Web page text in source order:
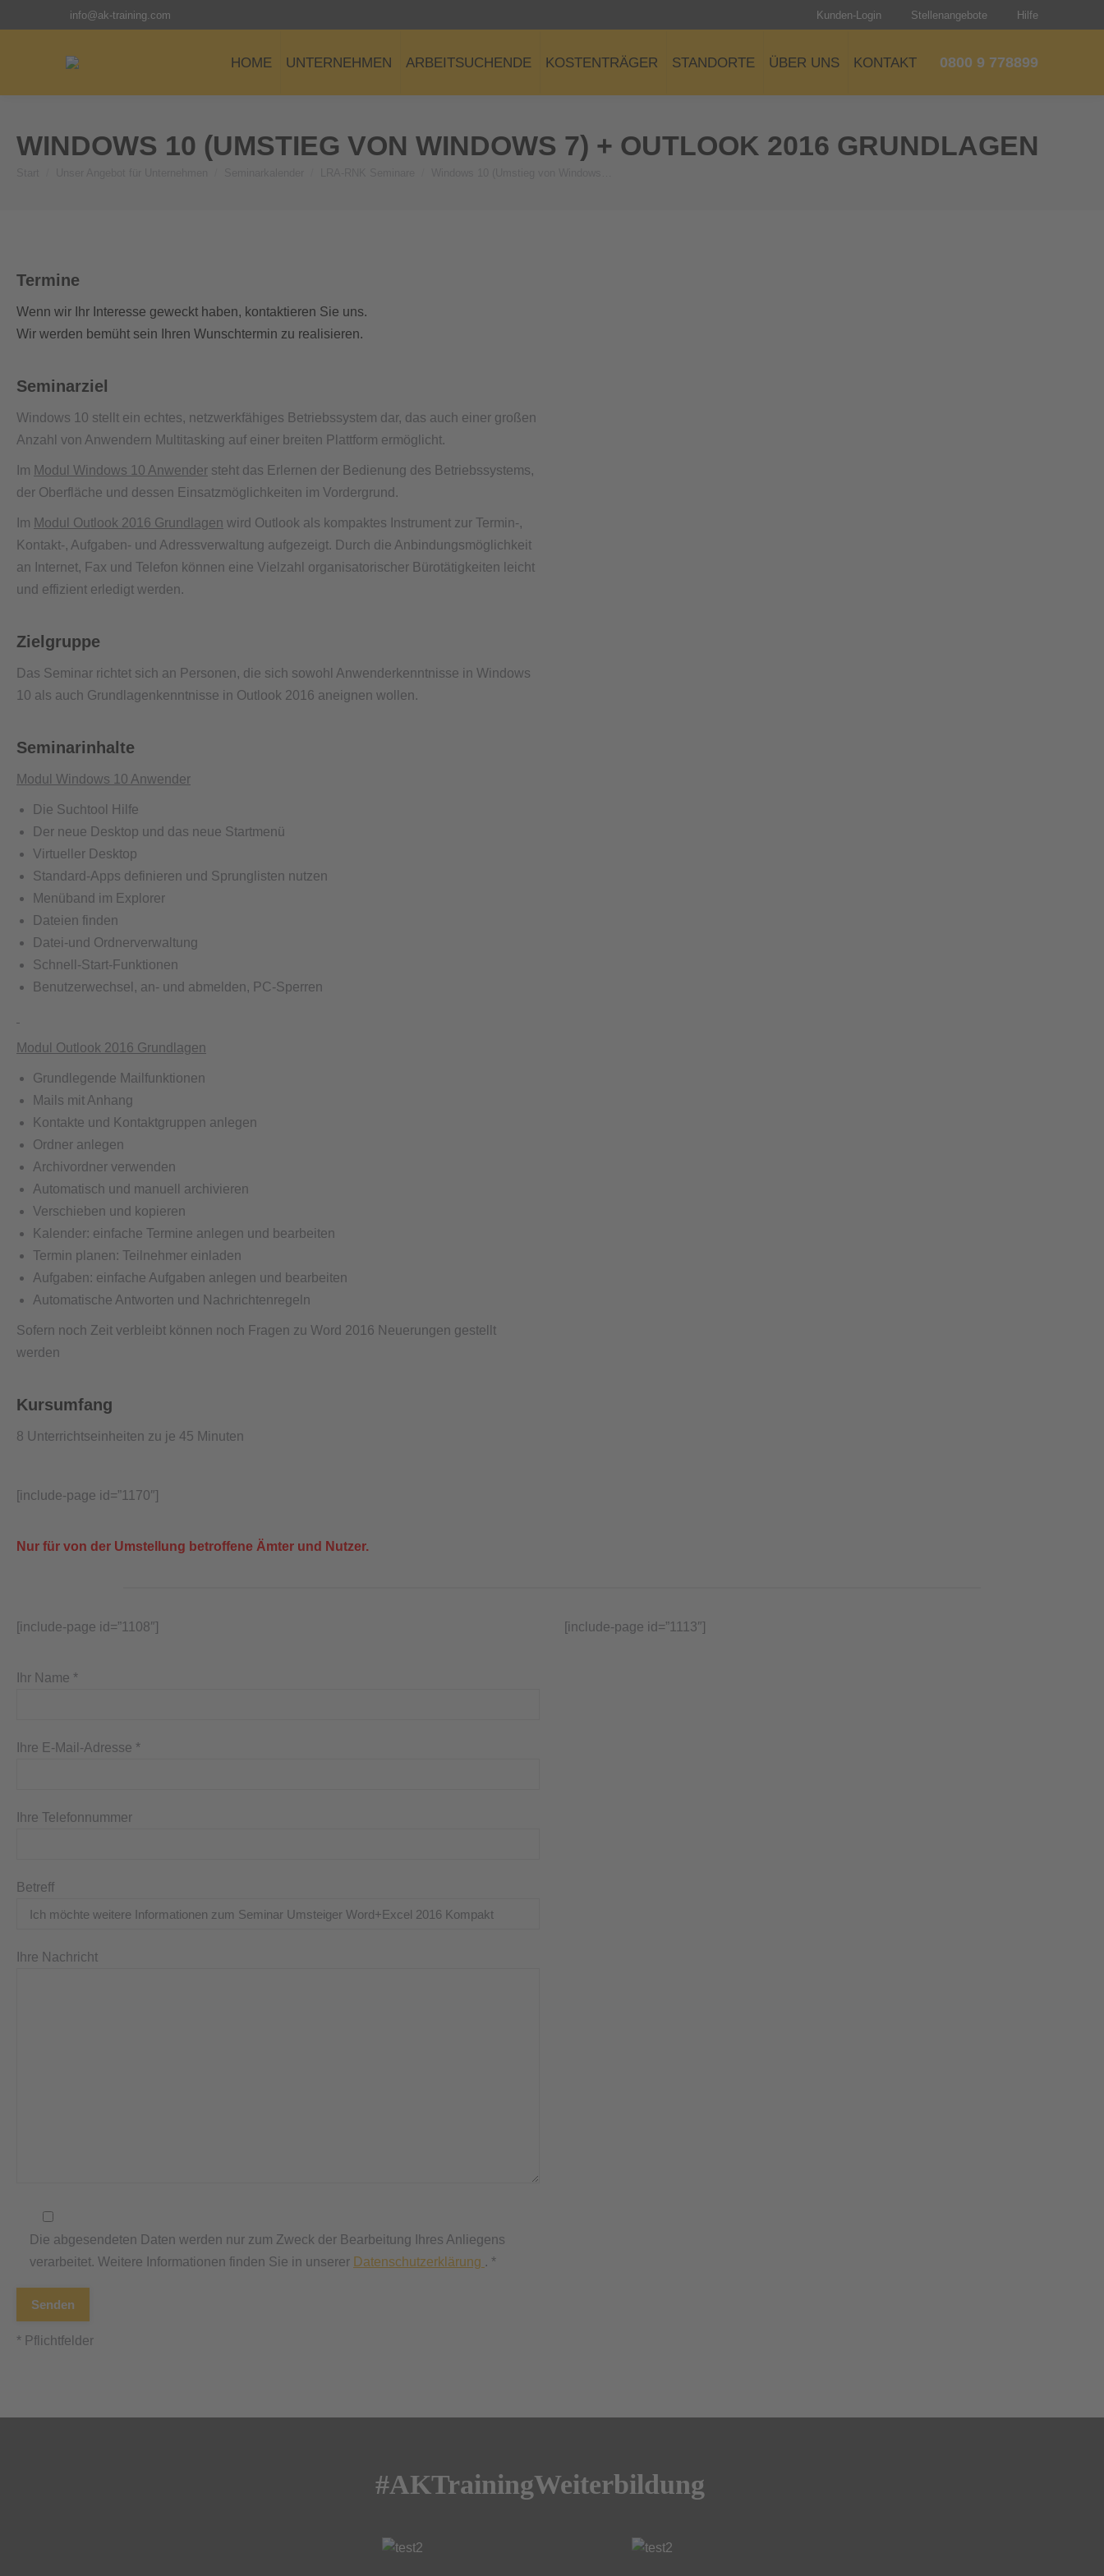
info@ak-training.com Kunden-Login Stellenangebote Hilfe
HOME UNTERNEHMEN ARBEITSUCHENDE KOSTENTRÄGER STANDORTE ÜBER UNS KONTAKT 0800 9 778899
WINDOWS 10 (UMSTIEG VON WINDOWS 7) + OUTLOOK 2016 GRUNDLAGEN
Termine
Wenn wir Ihr Interesse geweckt haben, kontaktieren Sie uns.
Wir werden bemüht sein Ihren Wunschtermin zu realisieren.
Seminarziel
Windows 10 stellt ein echtes, netzwerkfähiges Betriebssystem dar, das auch einer großen
Anzahl von Anwendern Multitasking auf einer breiten Plattform ermöglicht.
Im Modul Windows 10 Anwender steht das Erlernen der Bedienung des Betriebssystems,
der Oberfläche und dessen Einsatzmöglichkeiten im Vordergrund.
Im Modul Outlook 2016 Grundlagen wird Outlook als kompaktes Instrument zur Termin-,
Kontakt-, Aufgaben- und Adressverwaltung aufgezeigt. Durch die Anbindungsmöglichkeit
an Internet, Fax und Telefon können eine Vielzahl organisatorischer Bürotätigkeiten leicht
und effizient erledigt werden.
Zielgruppe
Das Seminar richtet sich an Personen, die sich sowohl Anwenderkenntnisse in Windows
10 als auch Grundlagenkenntnisse in Outlook 2016 aneignen wollen.
Seminarinhalte
Modul Windows 10 Anwender
Die Suchtool Hilfe
Der neue Desktop und das neue Startmenü
Virtueller Desktop
Standard-Apps definieren und Sprunglisten nutzen
Menüband im Explorer
Dateien finden
Datei-und Ordnerverwaltung
Schnell-Start-Funktionen
Benutzerwechsel, an- und abmelden, PC-Sperren
Modul Outlook 2016 Grundlagen
Grundlegende Mailfunktionen
Mails mit Anhang
Kontakte und Kontaktgruppen anlegen
Ordner anlegen
Archivordner verwenden
Automatisch und manuell archivieren
Verschieben und kopieren
Kalender: einfache Termine anlegen und bearbeiten
Termin planen: Teilnehmer einladen
Aufgaben: einfache Aufgaben anlegen und bearbeiten
Automatische Antworten und Nachrichtenregeln
Sofern noch Zeit verbleibt können noch Fragen zu Word 2016 Neuerungen gestellt
werden
Kursumfang
8 Unterrichtseinheiten zu je 45 Minuten
[include-page id=”1170″]
Nur für von der Umstellung betroffene Ämter und Nutzer.
[include-page id=”1108″]
Ihr Name *
Ihre E-Mail-Adresse *
Ihre Telefonnummer
Betreff
Ihre Nachricht
Die abgesendeten Daten werden nur zum Zweck der Bearbeitung Ihres Anliegens
verarbeitet. Weitere Informationen finden Sie in unserer Datenschutzerklärung . *
* Pflichtfelder
[include-page id=”1113″]
#AKTrainingWeiterbildung